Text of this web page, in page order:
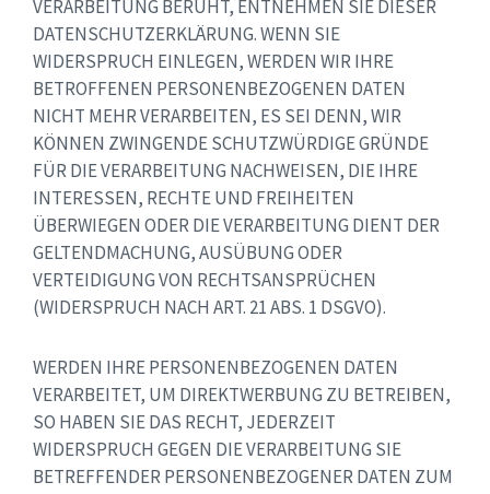
VERARBEITUNG BERUHT, ENTNEHMEN SIE DIESER
DATENSCHUTZERKLÄRUNG. WENN SIE
WIDERSPRUCH EINLEGEN, WERDEN WIR IHRE
BETROFFENEN PERSONENBEZOGENEN DATEN
NICHT MEHR VERARBEITEN, ES SEI DENN, WIR
KÖNNEN ZWINGENDE SCHUTZWÜRDIGE GRÜNDE
FÜR DIE VERARBEITUNG NACHWEISEN, DIE IHRE
INTERESSEN, RECHTE UND FREIHEITEN
ÜBERWIEGEN ODER DIE VERARBEITUNG DIENT DER
GELTENDMACHUNG, AUSÜBUNG ODER
VERTEIDIGUNG VON RECHTSANSPRÜCHEN
(WIDERSPRUCH NACH ART. 21 ABS. 1 DSGVO).
WERDEN IHRE PERSONENBEZOGENEN DATEN
VERARBEITET, UM DIREKTWERBUNG ZU BETREIBEN,
SO HABEN SIE DAS RECHT, JEDERZEIT
WIDERSPRUCH GEGEN DIE VERARBEITUNG SIE
BETREFFENDER PERSONENBEZOGENER DATEN ZUM